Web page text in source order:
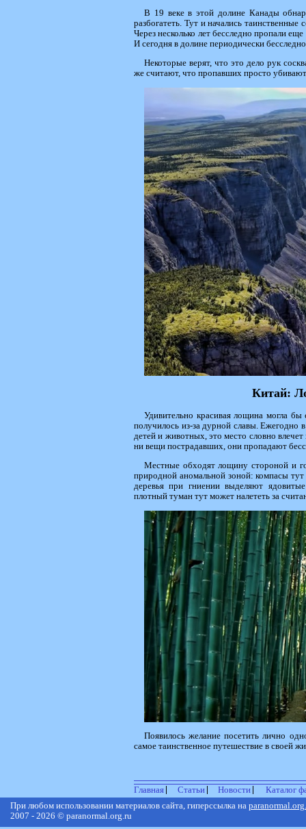
В 19 веке в этой долине Канады
разбогатеть. Тут и начались
Через несколько лет бесследно пропали
И сегодня в долине периодически
Некоторые верят, что это дело рук
же считают, что пропавших просто
Китай:
Удивительно красивая лощина могла
получилось из-за дурной славы.
детей и животных, это место словно
ни вещи пострадавших, они пропадают
Местные обходят лощину стороной и
природной аномальной зоной: компасы
деревья при гниении выделяют
плотный туман тут может налететь за
Появилось желание посетить лично
самое таинственное путешествие в своей
Главная Статьи Новости
Каталог
При любом использовании материалов сайта, гиперссылка на
2007 - 2026 © paranormal.org.ru